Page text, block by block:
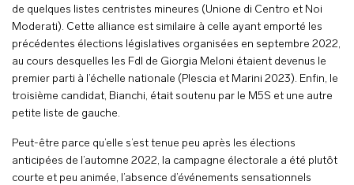
de quelques listes centristes mineures (Unione di Centro et Noi
Moderati). Cette alliance est similaire à celle ayant emporté les
précédentes élections législatives organisées en septembre 2022,
au cours desquelles les FdI de Giorgia Meloni étaient devenus le
premier parti à l’échelle nationale (Plescia et Marini 2023). Enfin, le
troisième candidat, Bianchi, était soutenu par le M5S et une autre
petite liste de gauche.
Peut-être parce qu’elle s’est tenue peu après les élections
anticipées de l’automne 2022, la campagne électorale a été plutôt
courte et peu animée, l’absence d’événements sensationnels